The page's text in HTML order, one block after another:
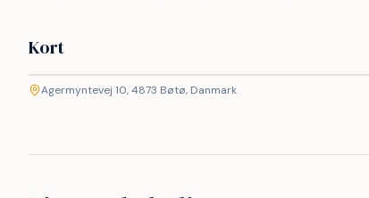
Kort
+
Agermyntevej 10, 4873 Bøtø, Danmark